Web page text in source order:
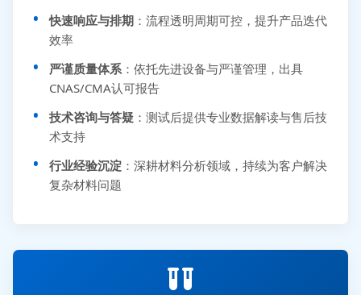
快速响应与排期 ：流程透明周期可控，提升产品迭代
效率
严谨质量体系 ：依托先进设备与严谨管理，出具
CNAS/CMA认可报告
技术咨询与答疑 ：测试后提供专业数据解读与售后技
术支持
行业经验沉淀 ：深耕材料分析领域，持续为客户解决
复杂材料问题